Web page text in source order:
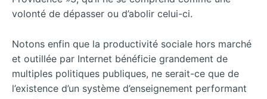
volonté de dépasser ou d’abolir celui-ci.
Notons enfin que la productivité sociale hors marché
et outillée par Internet bénéficie grandement de
multiples politiques publiques, ne serait-ce que de
l’existence d’un système d’enseignement performant